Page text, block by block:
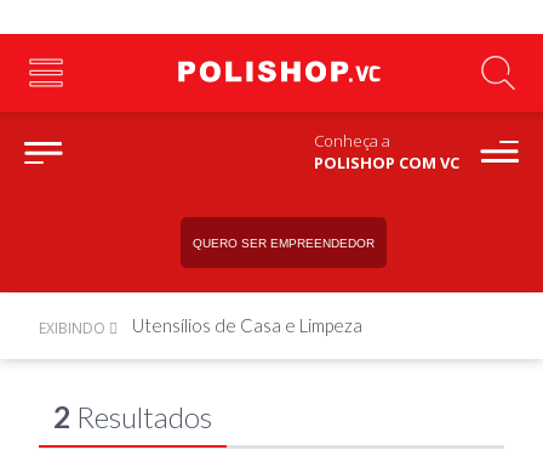
Conheça a
POLISHOP COM VC
QUERO SER EMPREENDEDOR
EXIBINDO Utensílios de Casa e Limpeza
2 Resultados